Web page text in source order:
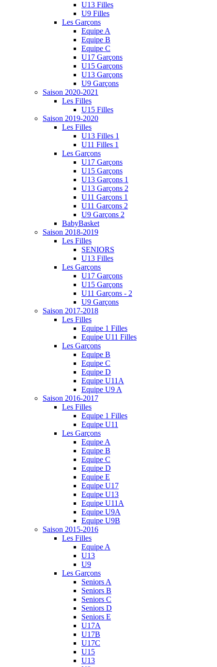
U13 Filles
U9 Filles
Les Garçons
Equipe A
Equipe B
Equipe C
U17 Garçons
U15 Garçons
U13 Garçons
U9 Garçons
Saison 2020-2021
Les Filles
U15 Filles
Saison 2019-2020
Les Filles
U13 Filles 1
U11 Filles 1
Les Garçons
U17 Garçons
U15 Garçons
U13 Garçons 1
U13 Garçons 2
U11 Garçons 1
U11 Garçons 2
U9 Garçons 2
BabyBasket
Saison 2018-2019
Les Filles
SENIORS
U13 Filles
Les Garçons
U17 Garçons
U15 Garçons
U11 Garçons - 2
U9 Garçons
Saison 2017-2018
Les Filles
Equipe 1 Filles
Equipe U11 Filles
Les Garçons
Equipe B
Equipe C
Equipe D
Equipe U11A
Equipe U9 A
Saison 2016-2017
Les Filles
Equipe 1 Filles
Equipe U11
Les Garçons
Equipe A
Equipe B
Equipe C
Equipe D
Equipe E
Equipe U17
Equipe U13
Equipe U11A
Equipe U9A
Equipe U9B
Saison 2015-2016
Les Filles
Equipe A
U13
U9
Les Garçons
Seniors A
Seniors B
Seniors C
Seniors D
Seniors E
U17A
U17B
U17C
U15
U13